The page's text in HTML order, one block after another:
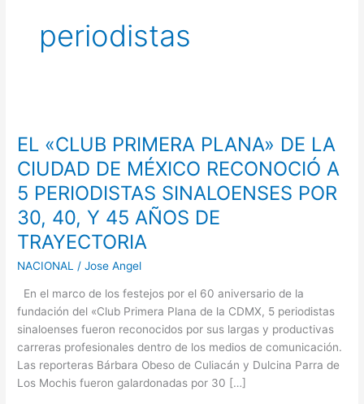
periodistas
EL «CLUB PRIMERA PLANA» DE LA
CIUDAD DE MÉXICO RECONOCIÓ A
5 PERIODISTAS SINALOENSES POR
30, 40, Y 45 AÑOS DE
TRAYECTORIA
NACIONAL /Jose Angel
En el marco de los festejos por el 60 aniversario de la
fundación del «Club Primera Plana de la CDMX, 5 periodistas
sinaloenses fueron reconocidos por sus largas y productivas
carreras profesionales dentro de los medios de comunicación.
Las reporteras Bárbara Obeso de Culiacán y Dulcina Parra de
Los Mochis fueron galardonadas por 30 […]
PRIMERA
PLANA»
DE
LA
CIUDAD
DE
MÉXICO
RECONOCIÓ